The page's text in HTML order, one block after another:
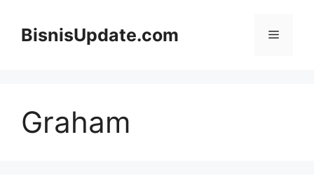
BisnisUpdate.com Menu
Graham